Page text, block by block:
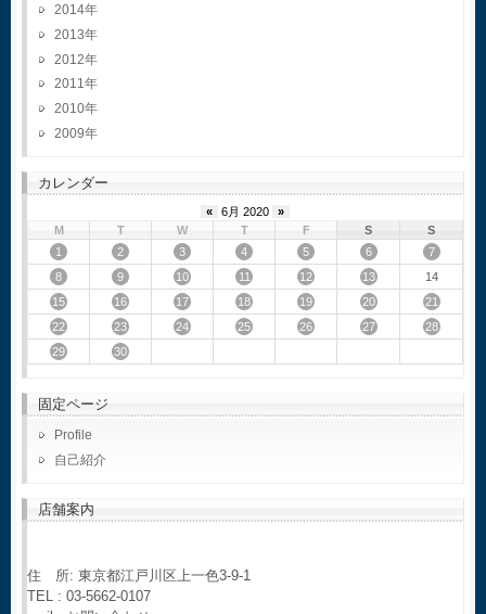
2014
2013
2012
2011
2010
2009
カレンダー
« 6月 2020
»
M
T W T F S
S
1
2 3 4 5 6
7
8
9 10 11 12 13
14
15
16 17 18 19 20
21
22
23 24 25 26 27
28
29
30
固定ページ
Profile
自己紹介
店舗案内
住 所: 東京都江戸川区上一色3-9-1
TEL : 03-5662-0107